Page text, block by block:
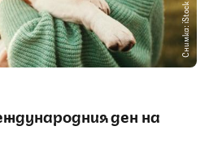
Снимка: iStock
ден на